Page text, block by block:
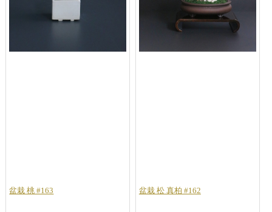
盆栽 桃 #163 盆栽 松 真柏 #162